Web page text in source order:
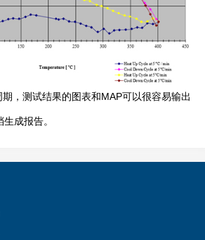
，测试结果的图表和MAP可以很容易输出
成报告。